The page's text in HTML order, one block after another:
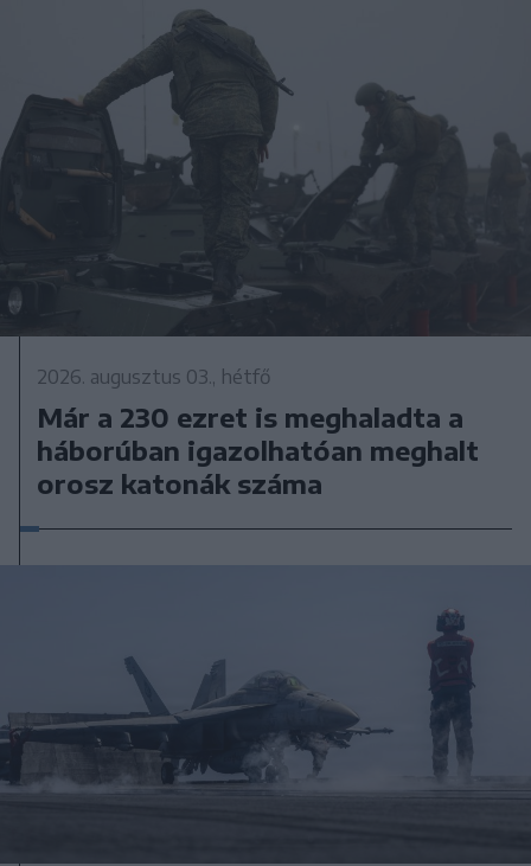
2026. augusztus 03., hétfő
Már a 230 ezret is meghaladta a
háborúban igazolhatóan meghalt
orosz katonák száma